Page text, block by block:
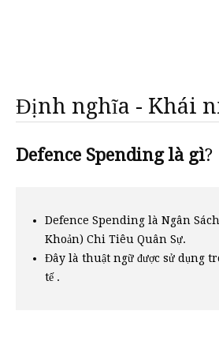
Định nghĩa - Khái
Defence Spending là gì?
Defence Spending là Ngân
Khoản) Chi Tiêu Quân Sự.
Đây là thuật ngữ được sử dụng
tế .